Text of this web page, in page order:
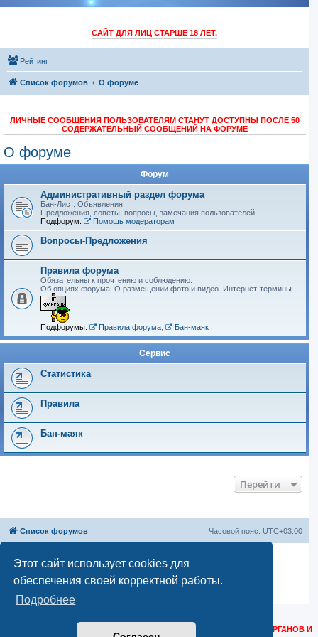
Этот сайт использует cookies для
обеспечения своей корректной работы.
Подробнее
САЙТ ДЛЯ ЛИЦ СТАРШЕ 18 ЛЕТ.
Рейтинг
Список форумов O форуме
ЛИЧНЫЕ СООБЩЕНИЯ ПОЛЬЗОВАТЕЛЯМ СТАНУТ ДОСТУПНЫ ПОСЛЕ 50
СОДЕРЖАТЕЛЬНЫЙ СООБЩЕНИЙ НА ФОРУМЕ
O форуме
Форум
Административный раздел форума
Бан-Лист. Объявления.
Предложения, советы, вопросы, замечания пользователей.
Подфорум:
Помощь модераторам
Вопросы-Предложения
Правила форума
Обязательны к прочтению и соблюдению.
Об опциях форума. О размещении фото и видео. Интернет-термины.
Подфорумы: Правила форума, Бан-маяк
Сервис
Статистика
Правила
Бан-маяк
Перейти
Список форумов Часовой пояс: UTC+03:00
Русская поддержка phpBB
Моды и расширения phpBB
КОНТАКТНЫЕ ДАННЫЕ ДЛЯ РОСКОМНАДЗОРА, РЕГУЛИРУЮЩИХ ОРГАНОВ И